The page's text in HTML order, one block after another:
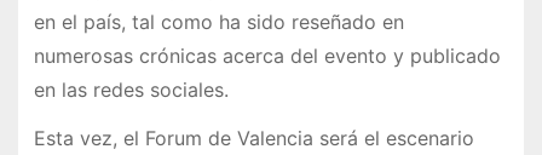
en el país, tal como ha sido reseñado en
numerosas crónicas acerca del evento y publicado
en las redes sociales.
Esta vez, el Forum de Valencia será el escenario